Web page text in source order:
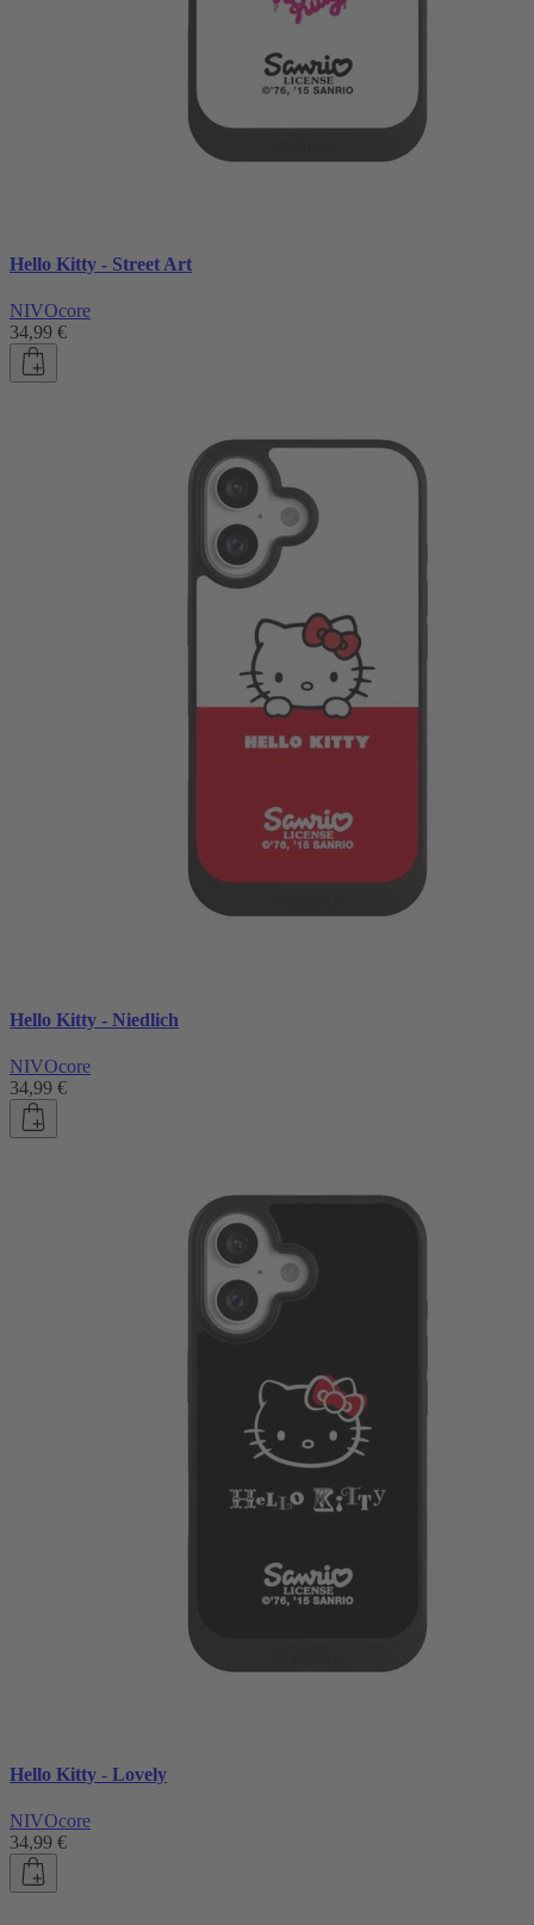
Hello Kitty - Street Art
NIVOcore
34,99 €
Hello Kitty - Niedlich
NIVOcore
34,99 €
Hello Kitty - Lovely
NIVOcore
34,99 €